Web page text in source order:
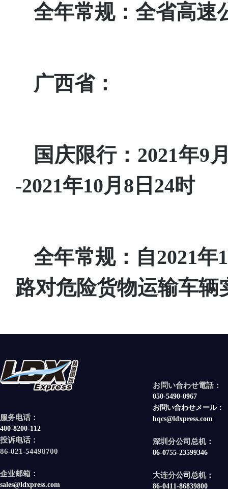
全年常规：全省高速
广西省：
国庆限行：2021年9
-2021年10月8日24时
全年常规：自2021年
路对危险货物运输车辆
服务电话：
400-8200-112
投诉电话：
86-021-54498700
企业邮箱：
sales@ldxpress.com
お問い合わせ電話：
050-5490-0967
お問い合わせメール：
hqcs@ldxpress.com
深圳分公司总机：
86-0755-23599346
大连分公司总机：
86-0411-86839800